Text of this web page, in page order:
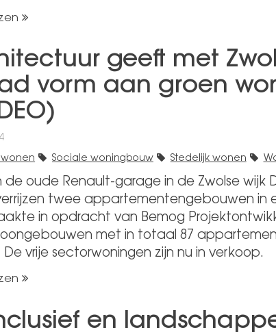
geeft met
vorm aan groen
Sociale woningbouw Stedelijk wonen
oude Renault-garage in de Zwolse wijk
twee appartementengebouwen in
in opdracht van Bemog
met in totaal 87
De vrije sectorwoningen zijn nu in verkoop.
en